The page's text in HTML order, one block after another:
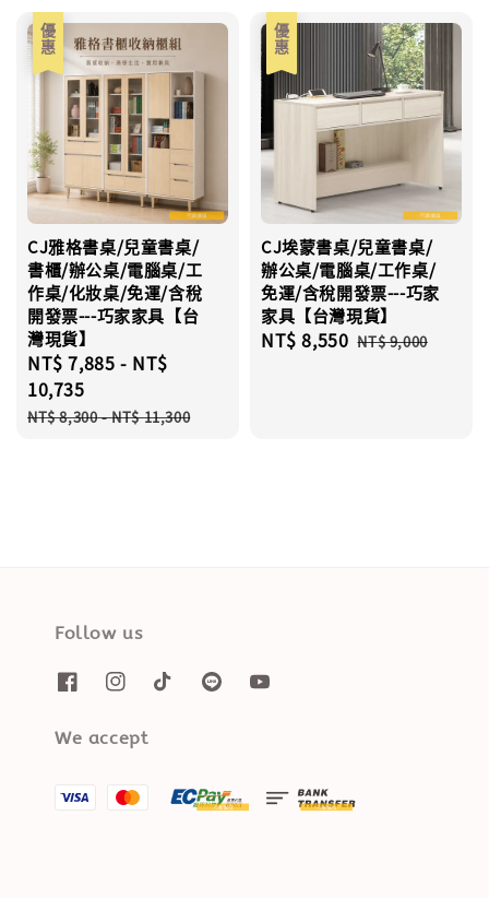
優惠
CJ雅格書桌/兒童書桌/
書櫃/辦公桌/電腦桌/工
作桌/化妝桌/免運/含稅
開發票---巧家家具【台
灣現貨】
Sale
price
NT$ 7,885 - NT$
10,735
Regular
NT$ 8,300-NT$ 11,300
優惠
CJ埃蒙書桌/兒童書桌/
辦公桌/電腦桌/工作桌/
免運/含稅開發票---巧家
家具【台灣現貨】
Sale
NT$ 8,550 Regular
NT$ 9,000
Follow us
We accept